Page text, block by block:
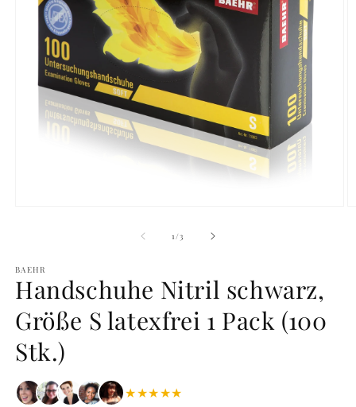
1 /von
3
BAEHR
Handschuhe Nitril schwarz,
Größe S latexfrei 1 Pack (100
Stk.)
★★★★★